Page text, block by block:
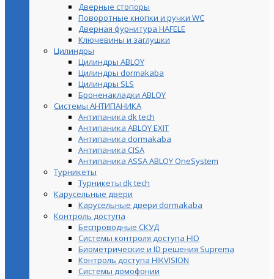
Дверные стопоры
Поворотные кнопки и ручки WC
Дверная фурнитура HAFELE
Ключевины и заглушки
Цилиндры
Цилиндры ABLOY
Цилиндры dormakaba
Цилиндры SLS
Броненакладки ABLOY
Системы АНТИПАНИКА
Антипаника dk tech
Антипаника ABLOY EXIT
Антипаника dormakaba
Антипаника СISA
Антипаника ASSA ABLOY OneSystem
Турникеты
Турникеты dk tech
Карусельные двери
Карусельные двери dormakaba
Контроль доступа
Беспроводные СКУД
Системы контроля доступа HID
Биометрические и ID решения Suprema
Контроль доступа HIKVISION
Системы домофонии